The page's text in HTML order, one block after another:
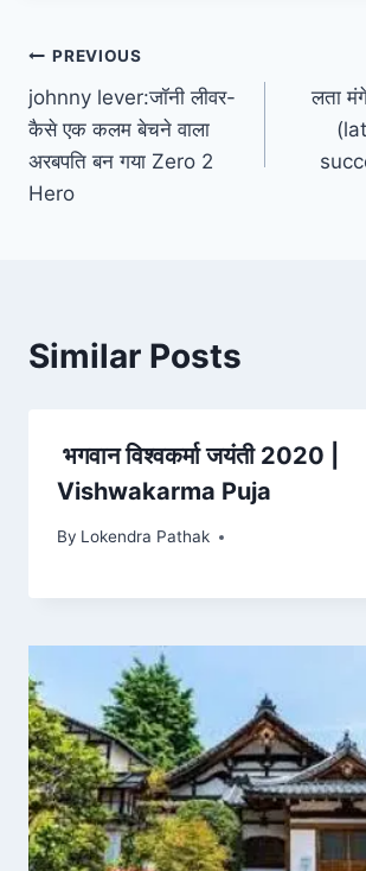
Post
navigation
PREVIOUS
johnny lever:जॉनी लीवर-
कैसे एक कलम बेचने वाला
अरबपति बन गया Zero 2
Hero
लता
Similar Posts
भगवान विश्वकर्मा जयंती 2020 |
Vishwakarma Puja
By Lokendra Pathak